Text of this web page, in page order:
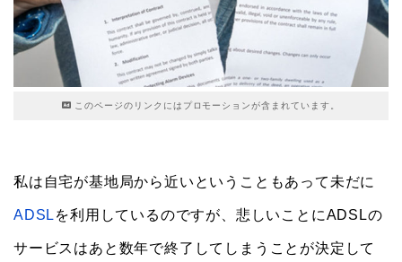
このページのリンクにはプロモーションが含まれています。
私は自宅が基地局から近いということもあって未だに
ADSL を利用しているのですが、悲しいことにADSLの
サービスはあと数年で終了してしまうことが決定して